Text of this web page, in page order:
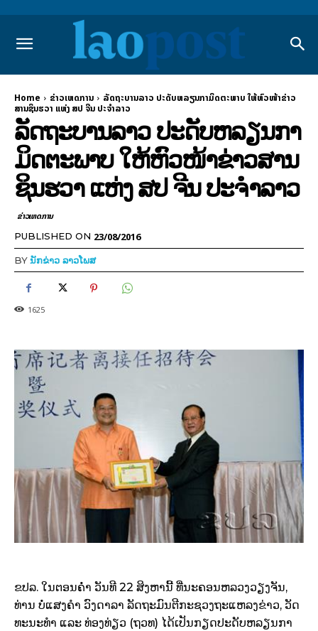
Home ຂ່າວເຫດການ
ລັດຖະບານລາວ ປະດັບຫລຽນກາມິດຕະພາບ ໃຫ້ຫົວໜ້າຂ່າວ
ສານຊິນຮວາ ແຫ່ງ ສປ ຈີນ ປະຈຳລາວ
ລັດຖະບານລາວ ປະດັບຫລຽນກາ
ມິດຕະພາບ ໃຫ້ຫົວໜ້າຂ່າວສານ
ຊິນຮວາ ແຫ່ງ ສປ ຈີນ ປະຈຳລາວ
ຂ່າວເຫດການ
PUBLISHED ON 23/08/2016
BYນັກຂ່າວ ລາວໂພສ
1625
ຂປລ. ​ໃນຕອນ​ຄ່ຳ ​ວັນ​ທີ 22 ສິງຫານີ້ ທີ່​ນະຄອນຫລວງ​ວຽງ​ຈັນ,
ທ່ານ ບໍ່​ແສງ​ຄໍາ ວົງ​ດາລາ ລັດຖະມົນຕີ​ກະຊວງ​ຖະ​ແຫລ​ງຂ່າວ, ວັດ
ທະນະ​ທໍາ ​ແລະ ທ່ອງ​ທ່ຽວ (ຖວທ) ​ໄດ້​ເປັນ​ກຽດປະດັບ​ຫລຽນກາ​